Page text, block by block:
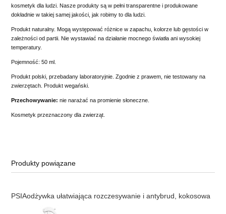
kosmetyk dla ludzi. Nasze produkty są w pełni transparentne i produkowane
dokładnie w takiej samej jakości, jak robimy to dla ludzi.
Produkt naturalny. Mogą występować różnice w zapachu, kolorze lub gęstości w
zależności od partii. Nie wystawiać na działanie mocnego światła ani wysokiej
temperatury.
Pojemność: 50 ml.
Produkt polski, przebadany laboratoryjnie. Zgodnie z prawem, nie testowany na
zwierzętach. Produkt wegański.
Przechowywanie: nie narażać na promienie słoneczne.
Kosmetyk przeznaczony dla zwierząt.
Produkty powiązane
PSIAodżywka ułatwiająca rozczesywanie i antybrud, kokosowa